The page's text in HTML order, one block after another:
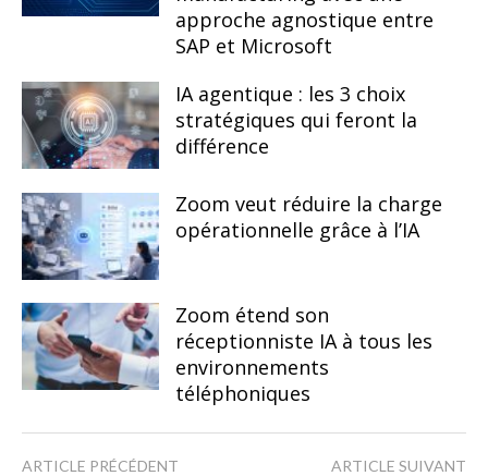
approche agnostique entre
SAP et Microsoft
IA agentique : les 3 choix
stratégiques qui feront la
différence
Zoom veut réduire la charge
opérationnelle grâce à l’IA
Zoom étend son
réceptionniste IA à tous les
environnements
téléphoniques
ARTICLE PRÉCÉDENT ARTICLE SUIVANT